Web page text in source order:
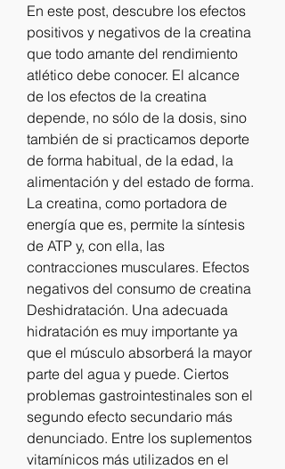
En este post, descubre los efectos
positivos y negativos de la creatina
que todo amante del rendimiento
atlético debe conocer. El alcance
de los efectos de la creatina
depende, no sólo de la dosis, sino
también de si practicamos deporte
de forma habitual, de la edad, la
alimentación y del estado de forma.
La creatina, como portadora de
energía que es, permite la síntesis
de ATP y, con ella, las
contracciones musculares. Efectos
negativos del consumo de creatina
Deshidratación. Una adecuada
hidratación es muy importante ya
que el músculo absorberá la mayor
parte del agua y puede. Ciertos
problemas gastrointestinales son el
segundo efecto secundario más
denunciado. Entre los suplementos
vitamínicos más utilizados en el